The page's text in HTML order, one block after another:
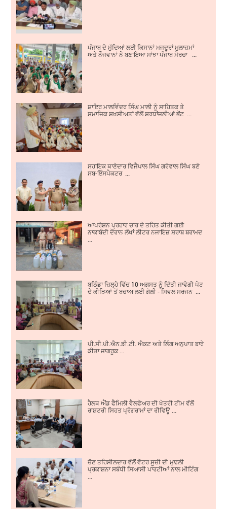
ਪੰਜਾਬ ਦੇ ਮੁੱਦਿਆਂ ਲਈ ਕਿਸਾਨਾਂ ਮਜਦੂਰਾਂ ਮੁਲਾਜ਼ਮਾਂ
ਅਤੇ ਨੌਜਵਾਨਾਂ ਨੇ ਬਣਾਇਆ ਸਾਂਝਾ ਪੰਜਾਬ ਮੋਰਚਾ ...
ਸ਼ਾਇਰ ਮਾਲਵਿੰਦਰ ਸਿੰਘ ਮਾਲੀ ਨੂੰ ਸਾਹਿਤਕ ਤੇ
ਸਮਾਜਿਕ ਸ਼ਖ਼ਸੀਅਤਾਂ ਵੱਲੋਂ ਸ਼ਰਧਾਂਜਲੀਆਂ ਭੇਂਟ ...
ਸਹਾਇਕ ਥਾਣੇਦਾਰ ਵਿਜੈਪਾਲ ਸਿੰਘ ਗਰੇਵਾਲ ਸਿੰਘ ਬਣੇ
ਸਬ-ਇੰਸਪੈਕਟਰ ...
ਆਪਰੇਸ਼ਨ ਪ੍ਰਹਾਰ ਚਾਰ ਦੇ ਤਹਿਤ ਕੀਤੀ ਗਈ
ਨਾਕਾਬੰਦੀ ਦੌਰਾਨ ਲੱਖਾਂ ਲੀਟਰ ਨਜਾਇਜ਼ ਸ਼ਰਾਬ ਬਰਾਮਦ
...
ਬਠਿੰਡਾ ਜ਼ਿਲ੍ਹੇ ਵਿੱਚ 10 ਅਗਸਤ ਨੂੰ ਦਿੱਤੀ ਜਾਵੇਗੀ ਪੇਟ
ਦੇ ਕੀੜਿਆਂ ਤੋਂ ਬਚਾਅ ਲਈ ਗੋਲੀ - ਸਿਵਲ ਸਰਜਨ ...
ਪੀ.ਸੀ.ਪੀ.ਐਨ.ਡੀ.ਟੀ. ਐਕਟ ਅਤੇ ਲਿੰਗ ਅਨੁਪਾਤ ਬਾਰੇ
ਕੀਤਾ ਜਾਗਰੂਕ ...
ਹੈਲਥ ਐਂਡ ਫੈਮਿਲੀ ਵੈਲਫੇਅਰ ਦੀ ਖੇਤਰੀ ਟੀਮ ਵੱਲੋਂ
ਰਾਸ਼ਟਰੀ ਸਿਹਤ ਪ੍ਰੋਗਰਾਮਾਂ ਦਾ ਰੀਵਿਊ ...
ਚੋਣ ਤਹਿਸੀਲਦਾਰ ਵੱਲੋਂ ਵੋਟਰ ਸੂਚੀ ਦੀ ਮੁਢਲੀ
ਪ੍ਰਕਾਸ਼ਨਾ ਸਬੰਧੀ ਸਿਆਸੀ ਪਾਰਟੀਆਂ ਨਾਲ ਮੀਟਿੰਗ
...